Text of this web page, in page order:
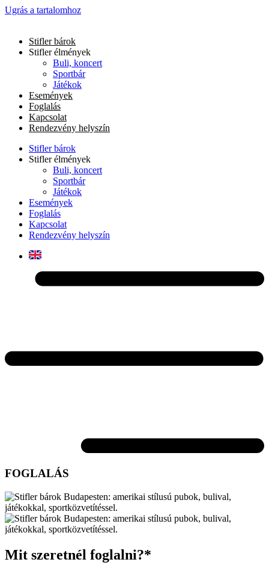
Ugrás a tartalomhoz
Stifler bárok
Stifler élmények
Buli, koncert
Sportbár
Játékok
Események
Foglalás
Kapcsolat
Rendezvény helyszín
Stifler bárok
Stifler élmények
Buli, koncert
Sportbár
Játékok
Események
Foglalás
Kapcsolat
Rendezvény helyszín
FOGLALÁS
Mit szeretnél foglalni?*